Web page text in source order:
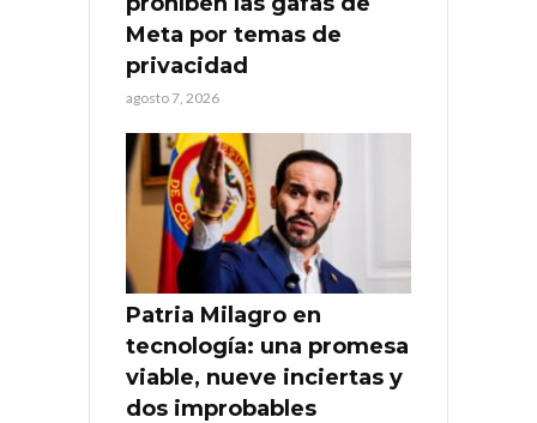
Meta por temas de
privacidad
agosto 7, 2026
Patria Milagro en
tecnología: una promesa
viable, nueve inciertas y
dos improbables